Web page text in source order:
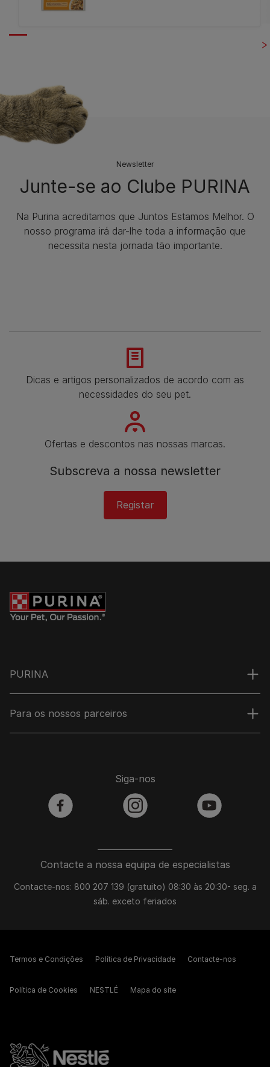
Newsletter
Junte-se ao Clube PURINA
Na Purina acreditamos que Juntos Estamos Melhor. O
nosso programa irá dar-lhe toda a informação que
necessita nesta jornada tão importante.
Dicas e artigos personalizados de acordo com as
necessidades do seu pet.
Ofertas e descontos nas nossas marcas.
Subscreva a nossa newsletter
Registar
PURINA
Para os nossos parceiros
Contacte a nossa equipa de especialistas
Contacte-nos: 800 207 139 (gratuito) 08:30 às 20:30- seg. a
sáb. exceto feriados
Siga-nos
facebook instagram youtube
Termos e Condições Política de Privacidade Contacte-nos
Política de Cookies NESTLÉ Mapa do site